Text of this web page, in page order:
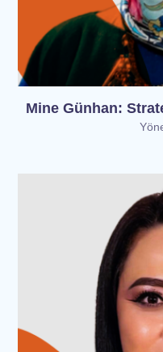
Mine Günhan: